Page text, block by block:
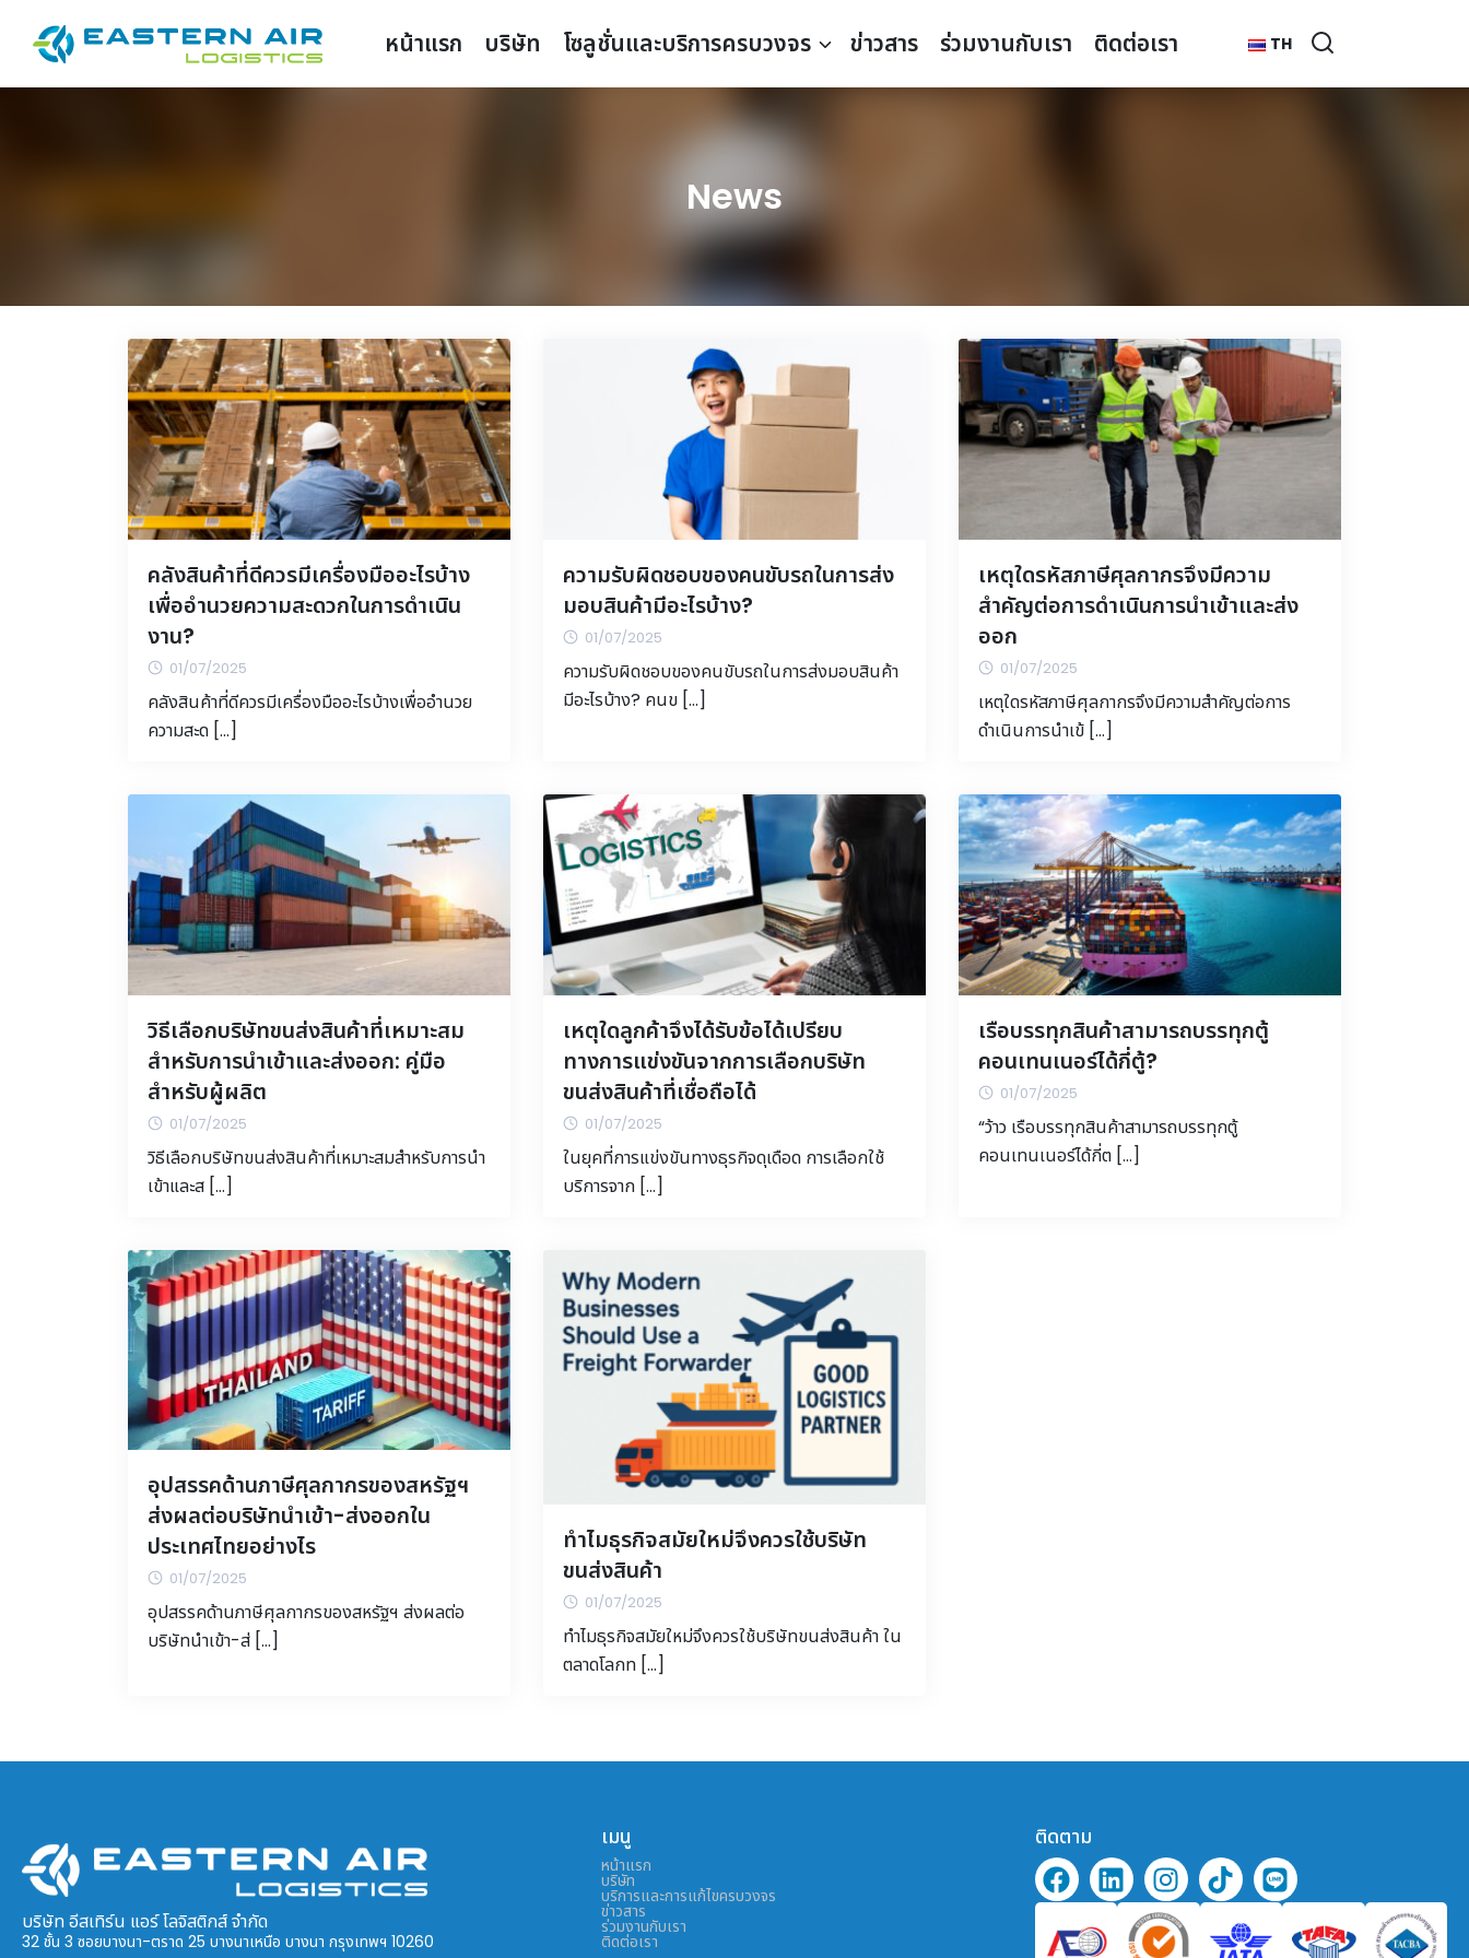
หน้าแรก บริษัท โซลูชั่นและบริการครบวงจร ข่าวสาร ร่วมงานกับเรา ติดต่อเรา TH
News
คลังสินค้าที่ดีควรมีเครื่องมืออะไรบ้าง
เพื่ออำนวยความสะดวกในการดำเนิน
งาน?
01/07/2025
คลังสินค้าที่ดีควรมีเครื่องมืออะไรบ้างเพื่ออำนวย
ความสะด […]
ความรับผิดชอบของคนขับรถในการส่ง
มอบสินค้ามีอะไรบ้าง?
01/07/2025
ความรับผิดชอบของคนขับรถในการส่งมอบสินค้า
มีอะไรบ้าง? คนข […]
เหตุใดรหัสภาษีศุลกากรจึงมีความ
สำคัญต่อการดำเนินการนำเข้าและส่ง
ออก
01/07/2025
เหตุใดรหัสภาษีศุลกากรจึงมีความสำคัญต่อการ
ดำเนินการนำเข้ […]
วิธีเลือกบริษัทขนส่งสินค้าที่เหมาะสม
สำหรับการนำเข้าและส่งออก: คู่มือ
สำหรับผู้ผลิต
01/07/2025
วิธีเลือกบริษัทขนส่งสินค้าที่เหมาะสมสำหรับการนำ
เข้าและส […]
เหตุใดลูกค้าจึงได้รับข้อได้เปรียบ
ทางการแข่งขันจากการเลือกบริษัท
ขนส่งสินค้าที่เชื่อถือได้
01/07/2025
ในยุคที่การแข่งขันทางธุรกิจดุเดือด การเลือกใช้
บริการจาก […]
เรือบรรทุกสินค้าสามารถบรรทุกตู้
คอนเทนเนอร์ได้กี่ตู้?
01/07/2025
“ว้าว เรือบรรทุกสินค้าสามารถบรรทุกตู้
คอนเทนเนอร์ได้กี่ต […]
อุปสรรคด้านภาษีศุลกากรของสหรัฐฯ
ส่งผลต่อบริษัทนำเข้า-ส่งออกใน
ประเทศไทยอย่างไร
01/07/2025
อุปสรรคด้านภาษีศุลกากรของสหรัฐฯ ส่งผลต่อ
บริษัทนำเข้า-ส่ […]
ทำไมธุรกิจสมัยใหม่จึงควรใช้บริษัท
ขนส่งสินค้า
01/07/2025
ทำไมธุรกิจสมัยใหม่จึงควรใช้บริษัทขนส่งสินค้า ใน
ตลาดโลกท […]
บริษัท อีสเทิร์น แอร์ โลจิสติกส์ จำกัด
32 ชั้น 3 ซอยบางนา-ตราด 25 บางนาเหนือ บางนา กรุงเทพฯ 10260
เมนู
หน้าแรก
บริษัท
บริการและการแก้ไขครบวงจร
ข่าวสาร
ร่วมงานกับเรา
ติดต่อเรา
ติดตาม